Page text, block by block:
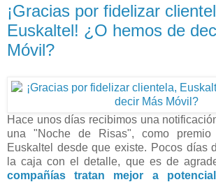
¡Gracias por fidelizar
Euskaltel! ¿O hemos de
Móvil?
Hace unos días recibimos una
una "Noche de Risas", como
Euskaltel desde que existe. Pocos días
la caja con el detalle, que es de
compañías tratan mejor a